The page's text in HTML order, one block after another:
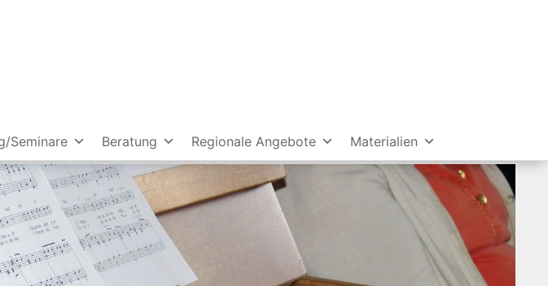
Seminare Beratung Regionale Angebote Materialien